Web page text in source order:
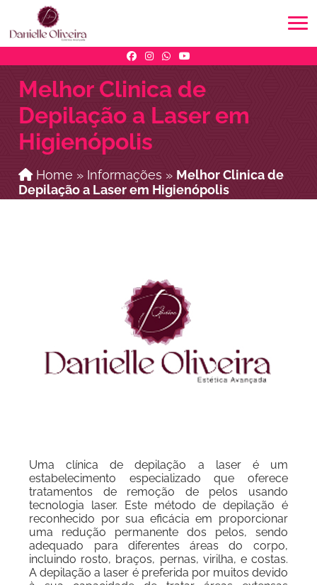
Melhor Clinica de
Depilação a Laser em
Higienópolis
Home » Informações » Melhor Clinica de
Depilação a Laser em Higienópolis
Uma clínica de depilação a laser é um
estabelecimento especializado que oferece
tratamentos de remoção de pelos usando
tecnologia laser. Este método de depilação é
reconhecido por sua eficácia em proporcionar
uma redução permanente dos pelos, sendo
adequado para diferentes áreas do corpo,
incluindo rosto, braços, pernas, virilha, e costas.
A depilação a laser é preferida por muitos devido